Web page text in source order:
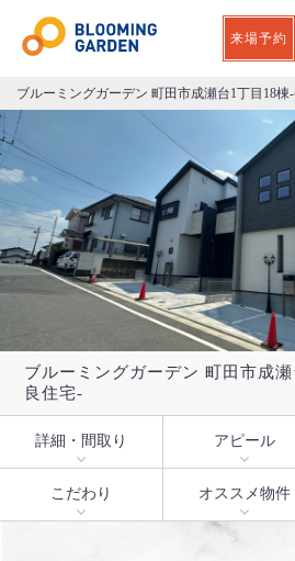
来場予約
ブルーミングガーデン 町田市成瀬台1丁目18棟
ブルーミングガーデン 町田市成
良住宅-
詳細・間取り アピール
こだわり オススメ物件